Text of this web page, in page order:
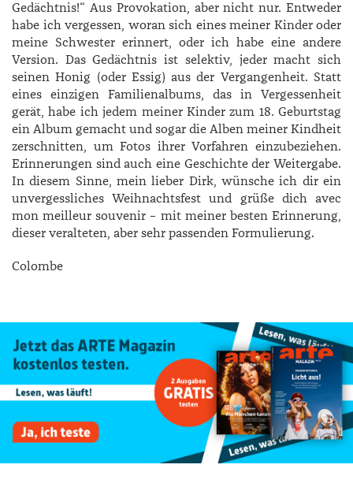
Gedächtnis!“ Aus Provokation, aber nicht nur. Entweder
habe ich vergessen, woran sich eines meiner Kinder oder
meine Schwester erinnert, oder ich habe eine andere
Version. Das Gedächtnis ist selektiv, jeder macht sich
seinen Honig (oder Essig) aus der Vergangenheit. Statt
eines einzigen Familienalbums, das in Vergessenheit
gerät, habe ich jedem meiner Kinder zum 18. Geburtstag
ein Album gemacht und sogar die Alben meiner Kindheit
zerschnitten, um Fotos ihrer Vorfahren einzubeziehen.
Erinnerungen sind auch eine Geschichte der Weitergabe.
In diesem Sinne, mein lieber Dirk, wünsche ich dir ein
unvergessliches Weihnachtsfest und grüße dich avec
mon meilleur souvenir – mit meiner besten Erinnerung,
dieser veralteten, aber sehr passenden Formulierung.
Colombe